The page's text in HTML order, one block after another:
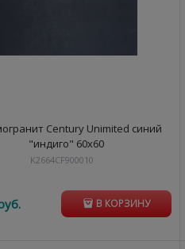
Century Unimited синий
"индиго" 60х60
K2664CF900010
В КОРЗИНУ